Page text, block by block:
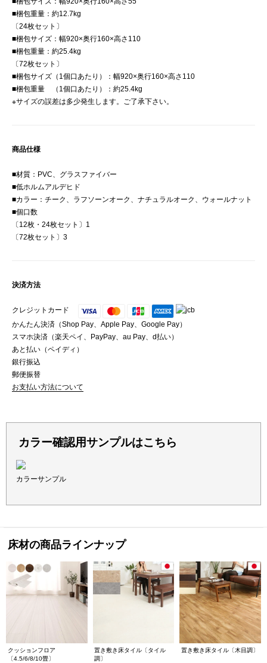
■梱包重量：約12.7kg
〔24枚セット〕
■梱包サイズ：幅920×奥行160×高さ110
■梱包重量：約25.4kg
〔72枚セット〕
■梱包サイズ（1個口あたり）：幅920×奥行160×高さ110
■梱包重量 （1個口あたり）：約25.4kg
※サイズの誤差は多少発生します。ご了承下さい。
商品仕様
■材質：PVC、グラスファイバー
■低ホルムアルデヒド
■カラー：チーク、ラフソーンオーク、ナチュラルオーク、ウォールナット
■個口数
〔12枚・24枚セット〕1
〔72枚セット〕3
決済方法
クレジットカード
かんたん決済（Shop Pay、Apple Pay、Google Pay）
スマホ決済（楽天ペイ、PayPay、au Pay、d払い）
あと払い（ペイディ）
銀行振込
郵便振替
お支払い方法について
カラー確認用サンプルはこちら
カラーサンプル
床材の商品ラインナップ
クッションフロア
〔4.5/6/8/10畳〕
置き敷き床タイル〔タイル
調〕
置き敷き床タイル〔木目調〕